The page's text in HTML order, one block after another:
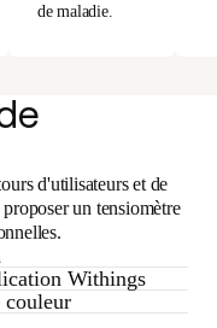
de maladie.
d'utilisateurs et de
un tensiomètre
Withings
couleur